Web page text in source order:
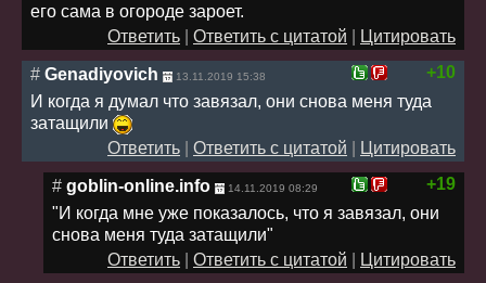
его сама в огороде зароет.
Ответить
Ответить с цитатой
Цитировать
+10
# Genadiyovich 13.11.2019 15:38
И когда я думал что завязал, они снова меня туда
затащили
Ответить
Ответить с цитатой
Цитировать
+19
# goblin-online.info 14.11.2019 08:29
"И когда мне уже показалось, что я завязал, они
снова меня туда затащили"
Ответить
Ответить с цитатой
Цитировать